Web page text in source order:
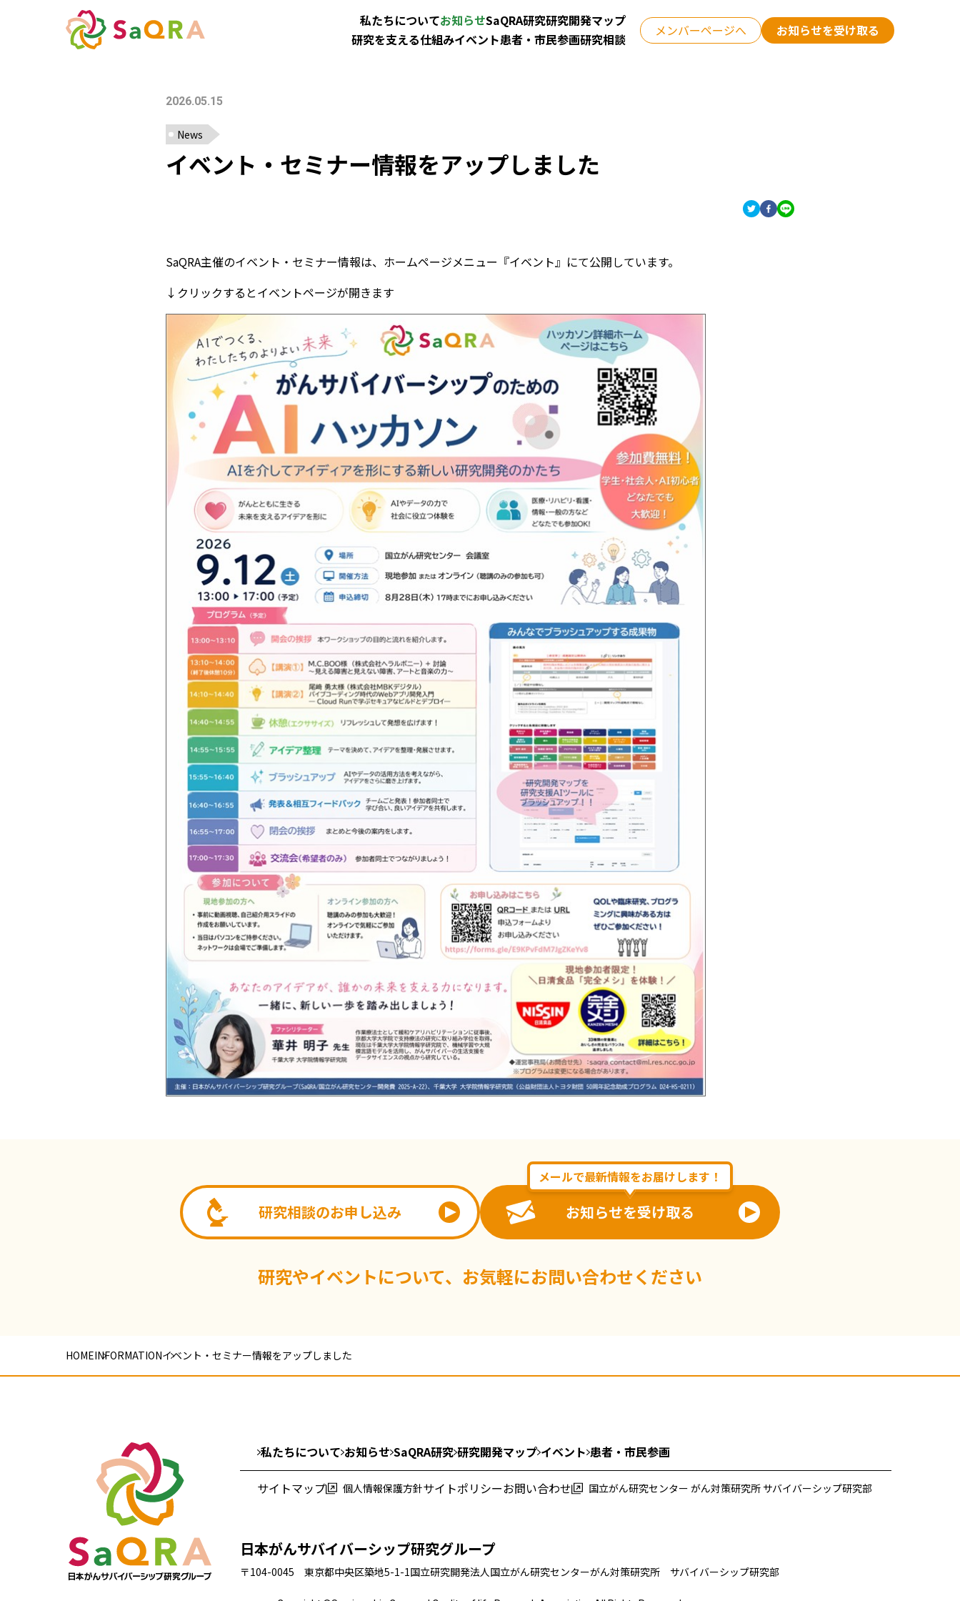
私たちについてお知らせSaQRA研究研究開発マップ
研究を支える仕組みイベント患者・市民参画研究相談
メンバーページへ お知らせを受け取る
2026.05.15
News
イベント・セミナー情報をアップしました
SaQRA主催のイベント・セミナー情報は、ホームページメニュー『イベント』にて公開しています。
↓クリックするとイベントページが開きます
研究やイベントについて、 お気軽にお問い合わせください
研究相談のお申し込み
メールで最新情報をお届けします！
お知らせを受け取る
HOMEINFORMATIONイベント・セミナー情報をアップしました
私たちについて お知らせ SaQRA研究 研究開発マップ イベント 患者・市民参画
サイトマップ 個人情報保護方針サイトポリシーお問い合わせ 国立がん研究センター がん対策研究所 サバイバーシップ研究部
日本がんサバイバーシップ研究グループ
〒104-0045 東京都中央区築地5-1-1国立研究開発法人国立がん研究センターがん対策研究所 サバイバーシップ研究部